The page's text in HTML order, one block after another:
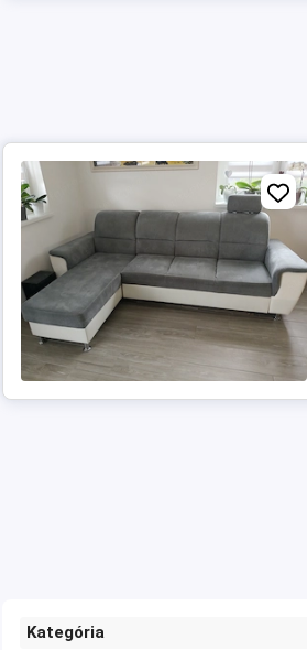
Kategória